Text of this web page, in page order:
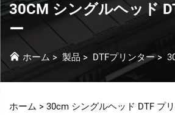
30CM シングルヘッド
ー
ホーム > 製品 > DTFプリンター>
ホーム > 30cm シングルヘッド DTF プ